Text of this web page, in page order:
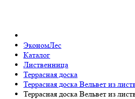
ЭкономЛес
Каталог
Лиственница
Террасная доска
Террасная доска Вельвет из
Террасная доска Вельвет из